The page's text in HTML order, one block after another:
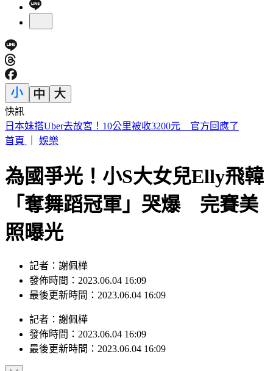
快訊
小草支持度流失5%全跑去民進黨？ 民眾黨周榆修：沒這感
覺
為國爭光！小S大女兒Elly飛韓
「奪舞蹈冠軍」哭爆 完賽美
照曝光
記者：謝佩樺
發佈時間：2023.06.04 16:09
記者：謝佩樺
發佈時間：2023.06.04 16:09